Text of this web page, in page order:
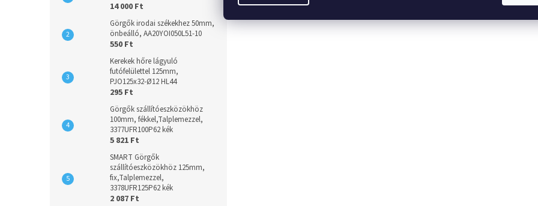
14 000 Ft
Görgők irodai székekhez 50mm,
önbeálló, AA20YOI050L51-10
550 Ft
Kerekek hőre lágyuló
futófelülettel 125mm,
PJO125x32-Ø12 HL44
295 Ft
Görgők szállítóeszközökhöz
100mm, fékkel,Talplemezzel,
3377UFR100P62 kék
5 821 Ft
SMART Görgők
szállítóeszközökhöz 125mm,
fix,Talplemezzel,
3378UFR125P62 kék
2 087 Ft